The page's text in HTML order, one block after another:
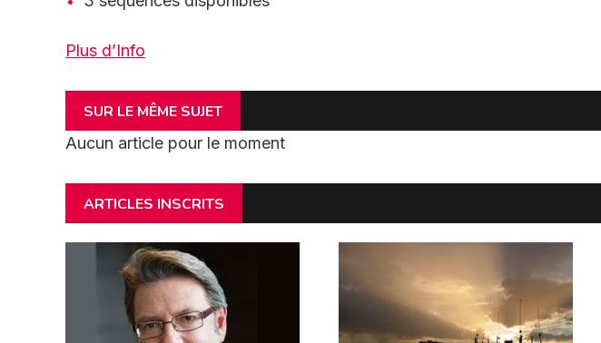
Plus d’Info
SUR LE MÊME SUJET
Aucun article pour le moment
ARTICLES INSCRITS